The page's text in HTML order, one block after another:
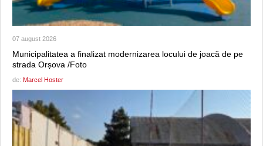
07 august 2026
Municipalitatea a finalizat modernizarea locului de joacă de pe
strada Orșova /Foto
de: Marcel Hoster